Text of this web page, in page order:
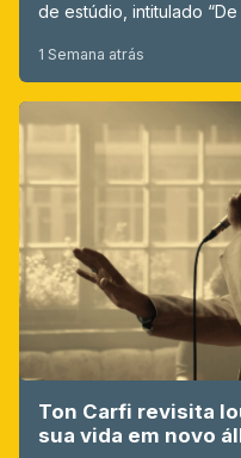
de estúdio, intitulado “De
1 Semana atrás
Ton Carfi revisita
sua vida em novo